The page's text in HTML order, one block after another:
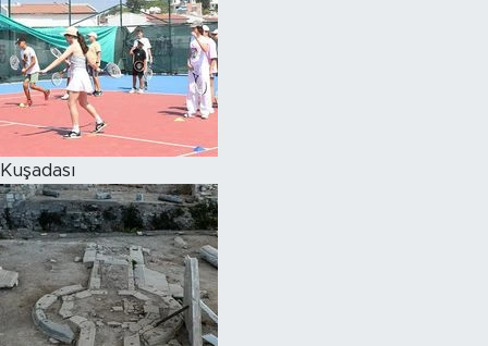
Kuşadası